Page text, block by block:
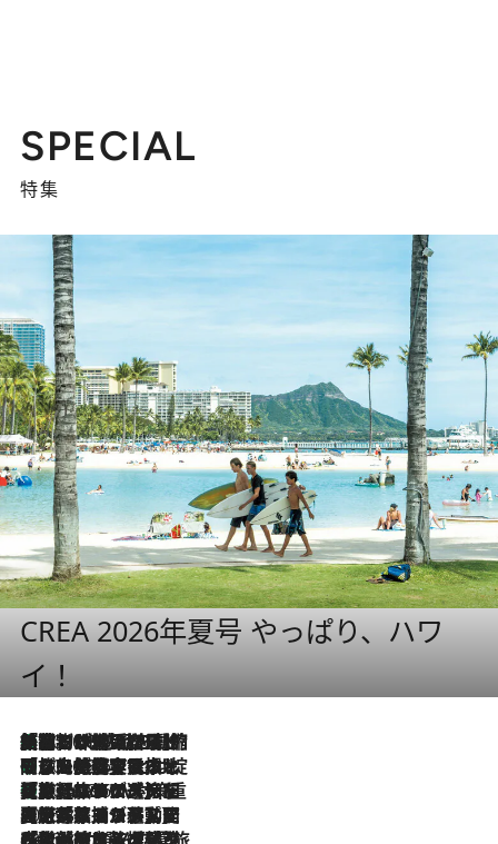
SPECIAL
特集
CREA 2026年夏号 やっぱり、ハワ
イ！
2026.8.6
「荷物が増えるほど旅ストレスは増す」美容ジャーナリストがたどり着いた最終結論。“化粧品を劇的に減らす”感動の凝縮美容とは
2026.8.6
「旅先には金髪ウィッグを持参」日本と同じメイクでは損してる!? 美容ジャーナリストが提案する“掟破りの旅美容”とは
2026.8.6
【厳選旅コスメ】「身軽さ＆UV対策重視！」ヘアアーティストshucoが選んだ夏旅ベストコスメを発表【Mサイズジップ】
2026.8.5
【厳選旅コスメ】国内をあちこち移動する河井菜摘が選んだ夏旅ベストコスメ発表！「リラックスアイテムはマスト」【Mサイズジップ】